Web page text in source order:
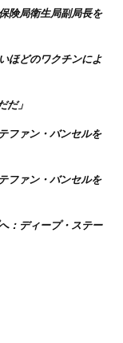
険局衛生局副局長を
ほどのワクチンによ
だ」
ファン・バンセルを
ファン・バンセルを
：ディープ・ステー